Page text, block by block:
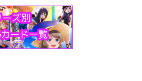
高海千歌 渡辺曜
浦の星女学院1年生
宮下愛 優木せつ菜
虹ヶ咲学園1年生